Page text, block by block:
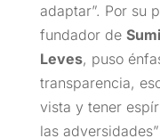
adaptar”. Por su
fundador de
Leves, puso
transparencia,
vista y tener
las adversidades”